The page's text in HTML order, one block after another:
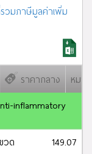
วมภาษีมูลค่าเพิ่ม
ราคากลาง
หมา
inflammatory
วด 149.07